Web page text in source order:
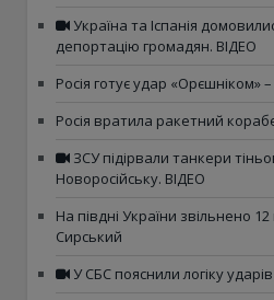
Україна та Іспанія
депортацію громадян. ВІДЕО
Росія готує удар «Орєшніком»
Росія вратила ракетний
ЗСУ підірвали танкери
Новоросійську. ВІДЕО
На півдні України звільнено
Сирський
У СБС пояснили логіку